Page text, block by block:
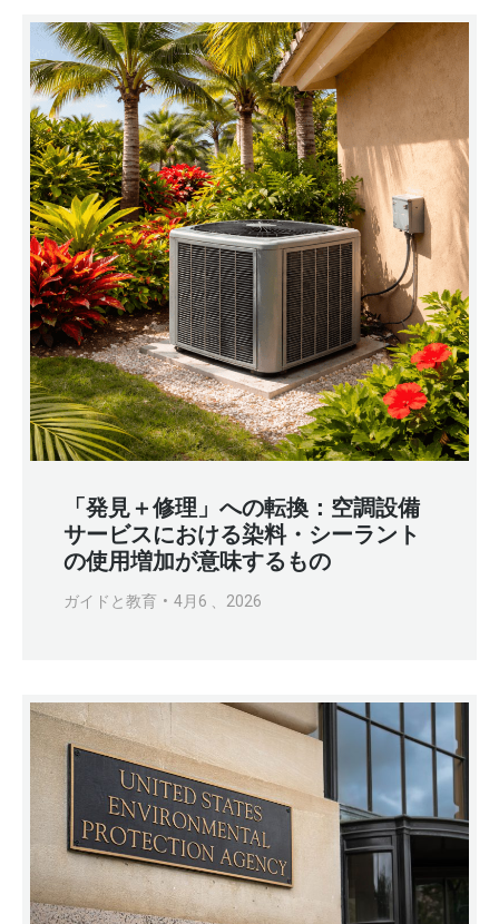
「発見＋修理」への転換：空調設備
サービスにおける染料・シーラント
の使用増加が意味するもの
ガイドと教育 4月6 、2026